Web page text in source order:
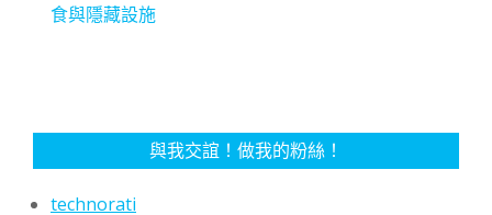
食與隱藏設施
與我交誼！做我的粉絲！
technorati